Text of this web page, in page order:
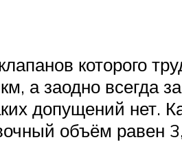
которого
а заодно всегда
допущений нет.
объём равен